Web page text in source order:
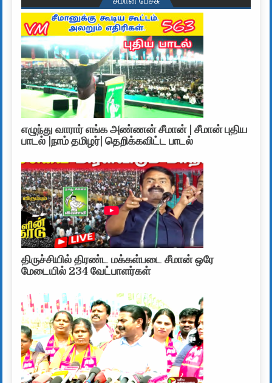
எழுந்து வாரார் எங்க அண்ணன் சீமான் | சீமான் புதிய
பாடல் |நாம் தமிழர்| தெறிக்கவிட்ட பாடல்
திருச்சியில் திரண்ட மக்கள்படை சீமான் ஒரே
மேடையில் 234 வேட்பாளர்கள்